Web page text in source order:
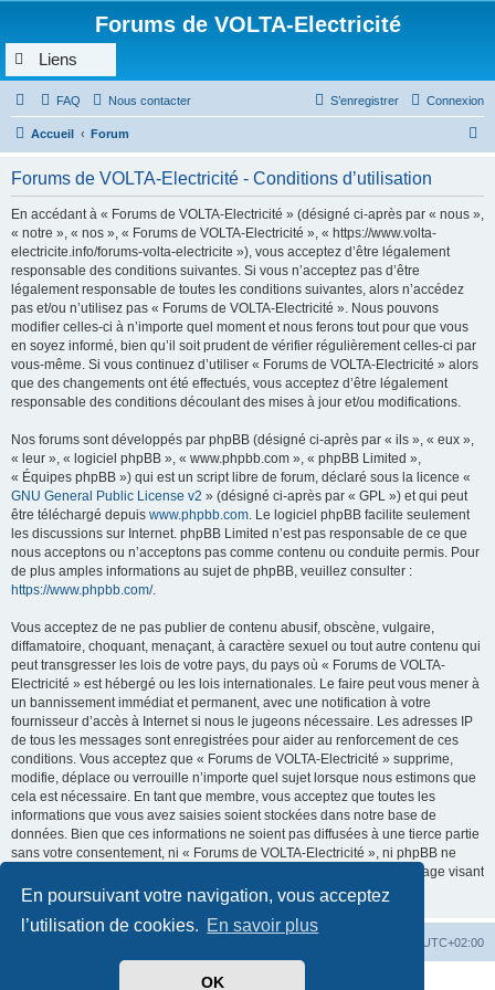
En poursuivant votre navigation, vous acceptez
l’utilisation de cookies. En savoir plus
OK
Forums de VOLTA-Electricité
Liens
FAQ Nous contacter Connexion
S’enregistrer
Accueil Forum
Forums de VOLTA-Electricité - Conditions d’utilisation
En accédant à « Forums de VOLTA-Electricité » (désigné ci-après par « nous »,
« notre », « nos », « Forums de VOLTA-Electricité », « https://www.volta-
electricite.info/forums-volta-electricite »), vous acceptez d’être légalement
responsable des conditions suivantes. Si vous n’acceptez pas d’être
légalement responsable de toutes les conditions suivantes, alors n’accédez
pas et/ou n’utilisez pas « Forums de VOLTA-Electricité ». Nous pouvons
modifier celles-ci à n’importe quel moment et nous ferons tout pour que vous
en soyez informé, bien qu’il soit prudent de vérifier régulièrement celles-ci par
vous-même. Si vous continuez d’utiliser « Forums de VOLTA-Electricité » alors
que des changements ont été effectués, vous acceptez d’être légalement
responsable des conditions découlant des mises à jour et/ou modifications.
Nos forums sont développés par phpBB (désigné ci-après par « ils », « eux »,
« leur », « logiciel phpBB », « www.phpbb.com », « phpBB Limited »,
« Équipes phpBB ») qui est un script libre de forum, déclaré sous la licence «
GNU General Public License v2 » (désigné ci-après par « GPL ») et qui peut
être téléchargé depuis www.phpbb.com. Le logiciel phpBB facilite seulement
les discussions sur Internet. phpBB Limited n’est pas responsable de ce que
nous acceptons ou n’acceptons pas comme contenu ou conduite permis. Pour
de plus amples informations au sujet de phpBB, veuillez consulter :
https://www.phpbb.com/.
Vous acceptez de ne pas publier de contenu abusif, obscène, vulgaire,
diffamatoire, choquant, menaçant, à caractère sexuel ou tout autre contenu qui
peut transgresser les lois de votre pays, du pays où « Forums de VOLTA-
Electricité » est hébergé ou les lois internationales. Le faire peut vous mener à
un bannissement immédiat et permanent, avec une notification à votre
fournisseur d’accès à Internet si nous le jugeons nécessaire. Les adresses IP
de tous les messages sont enregistrées pour aider au renforcement de ces
conditions. Vous acceptez que « Forums de VOLTA-Electricité » supprime,
modifie, déplace ou verrouille n’importe quel sujet lorsque nous estimons que
cela est nécessaire. En tant que membre, vous acceptez que toutes les
informations que vous avez saisies soient stockées dans notre base de
données. Bien que ces informations ne soient pas diffusées à une tierce partie
sans votre consentement, ni « Forums de VOLTA-Electricité », ni phpBB ne
pourront être tenus comme responsables en cas de tentative de piratage visant
à compromettre les données.
UTC+02:00
phpBB ® Forum Software © phpBB Limited